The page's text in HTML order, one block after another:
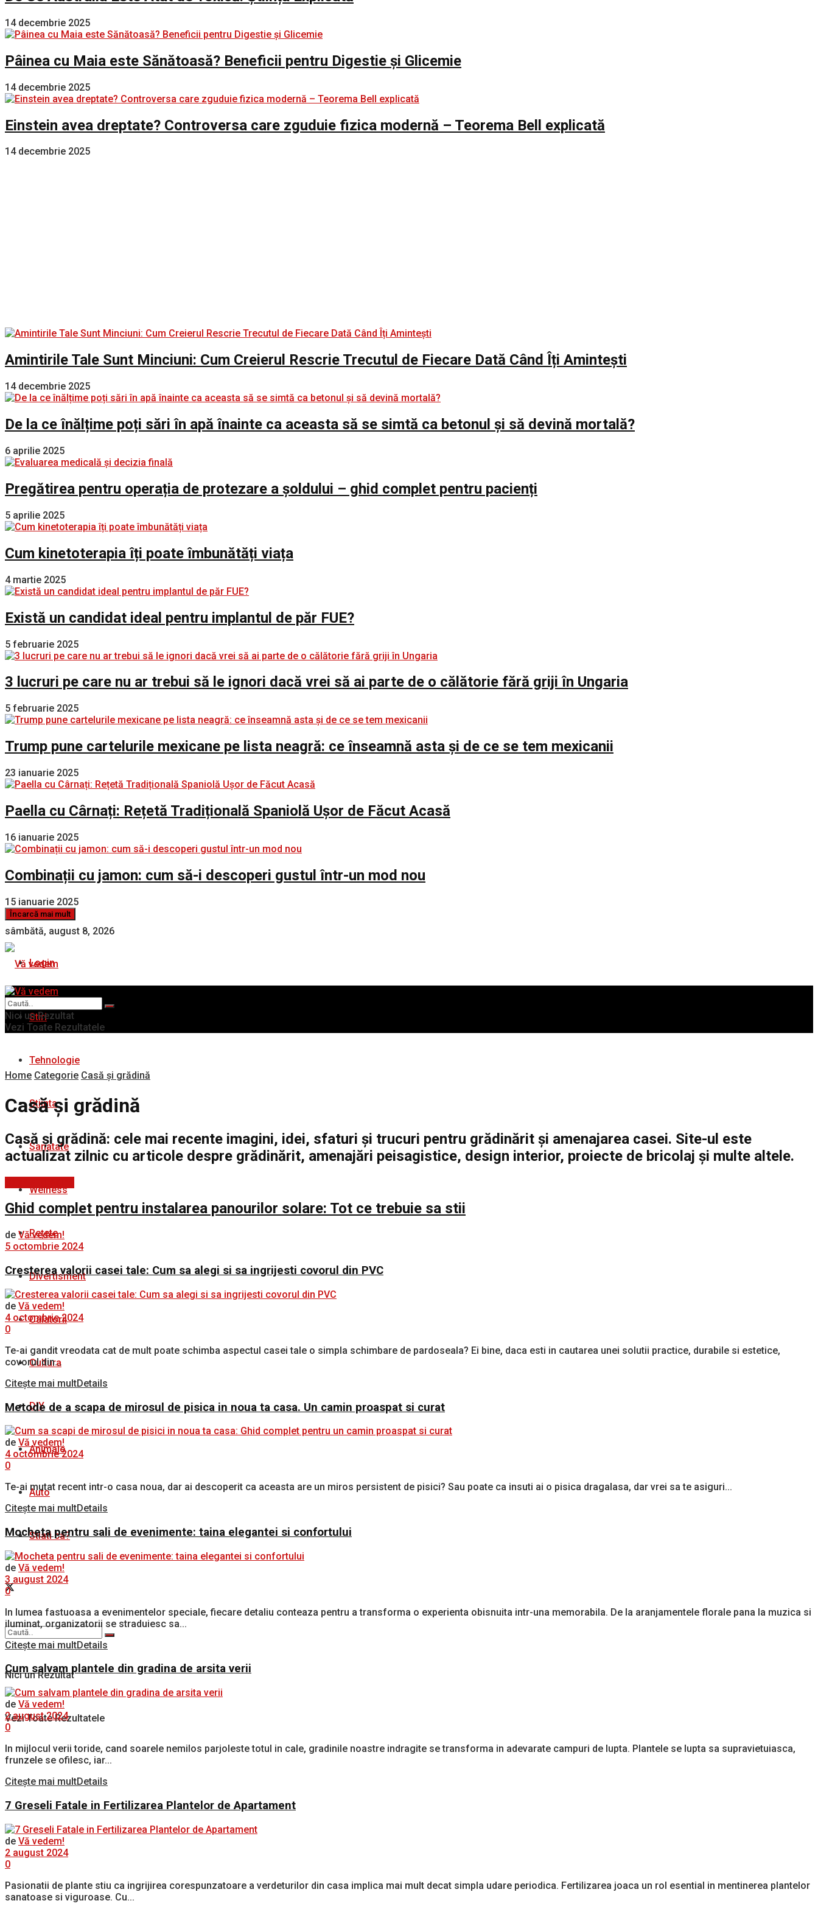
14 decembrie 2025
Pâinea cu Maia este Sănătoasă? Beneficii pentru Digestie și Glicemie
14 decembrie 2025
Einstein avea dreptate? Controversa care zguduie fizica modernă – Teorema Bell explicată
14 decembrie 2025
Amintirile Tale Sunt Minciuni: Cum Creierul Rescrie Trecutul de Fiecare Dată Când Îți Amintești
14 decembrie 2025
De la ce înălțime poți sări în apă înainte ca aceasta să se simtă ca betonul și să devină mortală?
6 aprilie 2025
Pregătirea pentru operația de protezare a șoldului – ghid complet pentru pacienți
5 aprilie 2025
Cum kinetoterapia îți poate îmbunătăți viața
4 martie 2025
Există un candidat ideal pentru implantul de păr FUE?
5 februarie 2025
3 lucruri pe care nu ar trebui să le ignori dacă vrei să ai parte de o călătorie fără griji în Ungaria
5 februarie 2025
Trump pune cartelurile mexicane pe lista neagră: ce înseamnă asta și de ce se tem mexicanii
23 ianuarie 2025
Paella cu Cârnați: Rețetă Tradițională Spaniolă Ușor de Făcut Acasă
16 ianuarie 2025
Combinații cu jamon: cum să-i descoperi gustul într-un mod nou
15 ianuarie 2025
Încarcă mai mult
sâmbătă, august 8, 2026
Login
Stiri
Tehnologie
Stiinta
Sanatate
Welness
Rețete
Divertisment
Calatorii
Cultura
DIY
Animale
Auto
Stiati ca?
Nici un Rezultat
Vezi Toate Rezultatele
Nici un Rezultat
Vezi Toate Rezultatele
Home Categorie Casă și grădină
Casă și grădină
Casă și grădină: cele mai recente imagini, idei, sfaturi și trucuri pentru grădinărit și amenajarea casei. Site-ul este
actualizat zilnic cu articole despre grădinărit, amenajări peisagistice, design interior, proiecte de bricolaj și multe altele.
Ghid complet pentru instalarea panourilor solare: Tot ce trebuie sa stii
de Vă vedem!
5 octombrie 2024
Cresterea valorii casei tale: Cum sa alegi si sa ingrijesti covorul din PVC
de Vă vedem!
4 octombrie 2024
0
Te-ai gandit vreodata cat de mult poate schimba aspectul casei tale o simpla schimbare de pardoseala? Ei bine, daca esti in cautarea unei solutii practice, durabile si estetice,
covorul din...
Citește mai multDetails
Metode de a scapa de mirosul de pisica in noua ta casa. Un camin proaspat si curat
de Vă vedem!
4 octombrie 2024
0
Te-ai mutat recent intr-o casa noua, dar ai descoperit ca aceasta are un miros persistent de pisici? Sau poate ca insuti ai o pisica dragalasa, dar vrei sa te asiguri...
Citește mai multDetails
Mocheta pentru sali de evenimente: taina elegantei si confortului
de Vă vedem!
3 august 2024
0
In lumea fastuoasa a evenimentelor speciale, fiecare detaliu conteaza pentru a transforma o experienta obisnuita intr-una memorabila. De la aranjamentele florale pana la muzica si
iluminat, organizatorii se straduiesc sa...
Citește mai multDetails
Cum salvam plantele din gradina de arsita verii
de Vă vedem!
2 august 2024
0
In mijlocul verii toride, cand soarele nemilos parjoleste totul in cale, gradinile noastre indragite se transforma in adevarate campuri de lupta. Plantele se lupta sa supravietuiasca,
frunzele se ofilesc, iar...
Citește mai multDetails
7 Greseli Fatale in Fertilizarea Plantelor de Apartament
de Vă vedem!
2 august 2024
0
Pasionatii de plante stiu ca ingrijirea corespunzatoare a verdeturilor din casa implica mai mult decat simpla udare periodica. Fertilizarea joaca un rol esential in mentinerea plantelor
sanatoase si viguroase. Cu...